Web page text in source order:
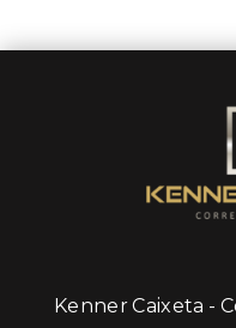
Kenner Caixeta -